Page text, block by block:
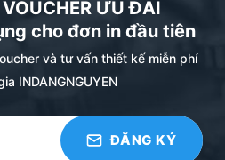
ƯU ĐÃI
cho đơn in đầu tiên
và tư vấn thiết kế miễn phí
INDANGNGUYEN